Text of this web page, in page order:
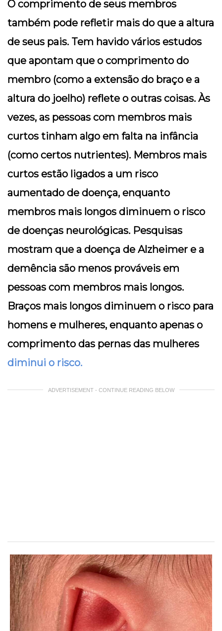
O comprimento de seus membros
também pode refletir mais do que a altura
de seus pais. Tem havido vários estudos
que apontam que o comprimento do
membro (como a extensão do braço e a
altura do joelho) reflete o outras coisas. Às
vezes, as pessoas com membros mais
curtos tinham algo em falta na infância
(como certos nutrientes). Membros mais
curtos estão ligados a um risco
aumentado de doença, enquanto
membros mais longos diminuem o risco
de doenças neurológicas. Pesquisas
mostram que a doença de Alzheimer e a
demência são menos prováveis em
pessoas com membros mais longos.
Braços mais longos diminuem o risco para
homens e mulheres, enquanto apenas o
comprimento das pernas das mulheres
diminui o risco.
ADVERTISEMENT - CONTINUE READING BELOW